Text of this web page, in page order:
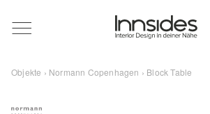
Magazin
Showrooms
Objekte › Normann Copenhagen › Block Table